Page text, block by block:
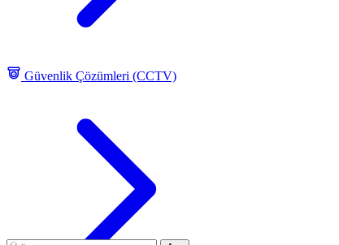
Güvenlik Çözümleri (CCTV)